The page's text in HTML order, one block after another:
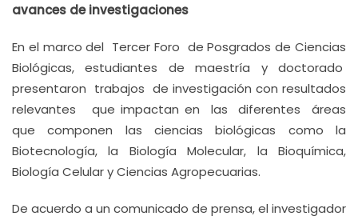
avances de investigaciones
En el marco del Tercer Foro de Posgrados de Ciencias
Biológicas, estudiantes de maestría y doctorado
presentaron trabajos de investigación con resultados
relevantes que impactan en las diferentes áreas
que componen las ciencias biológicas como la
Biotecnología, la Biología Molecular, la Bioquímica,
Biología Celular y Ciencias Agropecuarias.
De acuerdo a un comunicado de prensa, el investigador